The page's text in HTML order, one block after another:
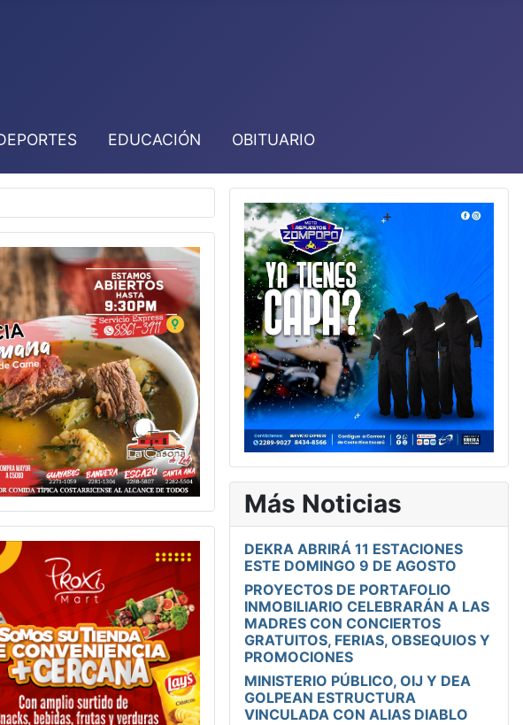
EDUCACIÓN OBITUARIO
Más Noticias
DEKRA ABRIRÁ 11 ESTACIONES
ESTE DOMINGO 9 DE AGOSTO
PROYECTOS DE PORTAFOLIO
INMOBILIARIO CELEBRARÁN A LAS
MADRES CON CONCIERTOS
GRATUITOS, FERIAS, OBSEQUIOS Y
PROMOCIONES
MINISTERIO PÚBLICO, OIJ Y DEA
GOLPEAN ESTRUCTURA
VINCULADA CON ALIAS DIABLO